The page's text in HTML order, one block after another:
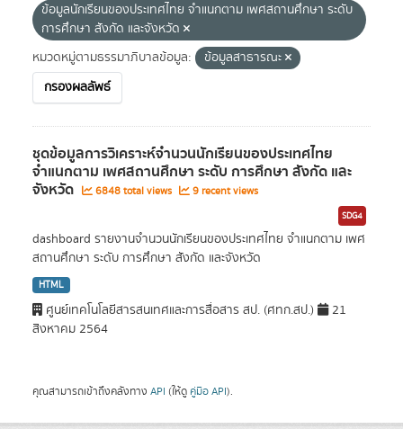
ข้อมูลนักเรียนของประเทศไทย จำแนกตาม เพศสถานศึกษา ระดับ
การศึกษา สังกัด และจังหวัด
หมวดหมู่ตามธรรมาภิบาลข้อมูล:
ข้อมูลสาธารณะ
กรองผลลัพธ์
ชุดข้อมูลการวิเคราะห์จำนวนนักเรียนของประเทศไทย
จำแนกตาม เพศสถานศึกษา ระดับ การศึกษา สังกัด และ
จังหวัด 6848 total views 9 recent views
SDG4
dashboard รายงานจำนวนนักเรียนของประเทศไทย จำแนกตาม เพศ
สถานศึกษา ระดับ การศึกษา สังกัด และจังหวัด
HTML
ศูนย์เทคโนโลยีสารสนเทศและการสื่อสาร สป. (ศทก.สป.)
21
สิงหาคม 2564
คุณสามารถเข้าถึงคลังทาง API (ให้ดู คู่มือ API).